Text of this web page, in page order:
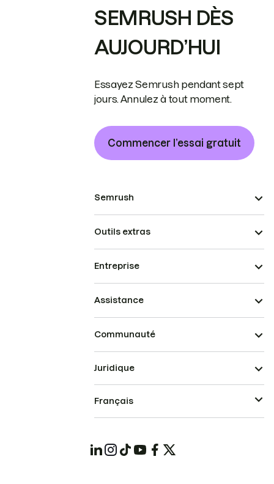
SEMRUSH DÈS
AUJOURD’HUI
Essayez Semrush pendant sept
jours. Annulez à tout moment.
Commencer l’essai gratuit
Semrush
Outils extras
Entreprise
Assistance
Communauté
Juridique
Français